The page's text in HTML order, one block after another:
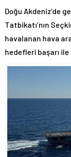
Doğu Akdeniz’de
Tatbikatı’nın
havalanan hava
hedefleri başarı ile